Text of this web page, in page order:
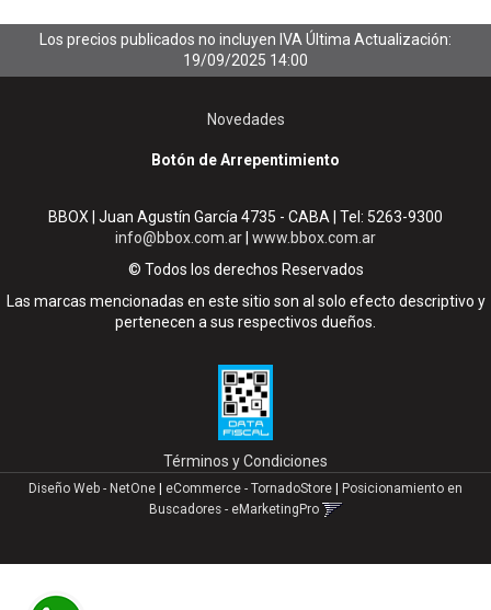
Los precios publicados no incluyen IVAÚltima Actualización:
19/09/2025 14:00
Novedades
Botón de Arrepentimiento
BBOX | Juan Agustín García 4735 - CABA | Tel: 5263-9300
info@bbox.com.ar www.bbox.com.ar
© Todos los derechos Reservados
Las marcas mencionadas en este sitio son al solo efecto descriptivo y
pertenecen a sus respectivos dueños.
Términos y Condiciones
Diseño Web - NetOne | eCommerce - TornadoStore | Posicionamiento en
Buscadores - eMarketingPro